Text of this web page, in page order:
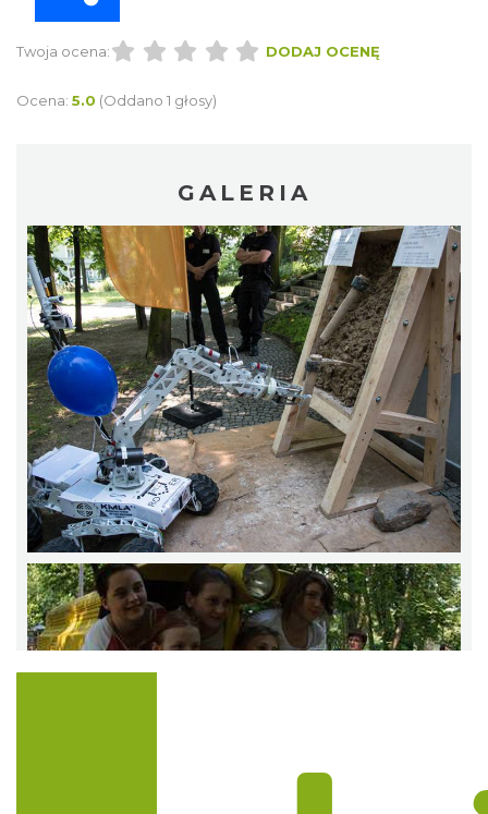
Twoja ocena: DODAJ OCENĘ
Ocena: 5.0 (Oddano 1 głosy)
GALERIA